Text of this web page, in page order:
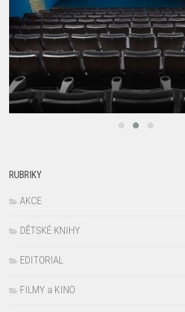
RUBRIKY
AKCE
DĚTSKÉ KNIHY
EDITORIAL
FILMY a KINO